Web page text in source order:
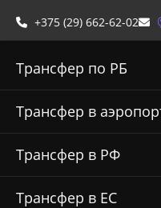
+375 (29) 662-62-02
Трансфер по РБ
Трансфер в
Трансфер в РФ
Трансфер в ЕС
Такси